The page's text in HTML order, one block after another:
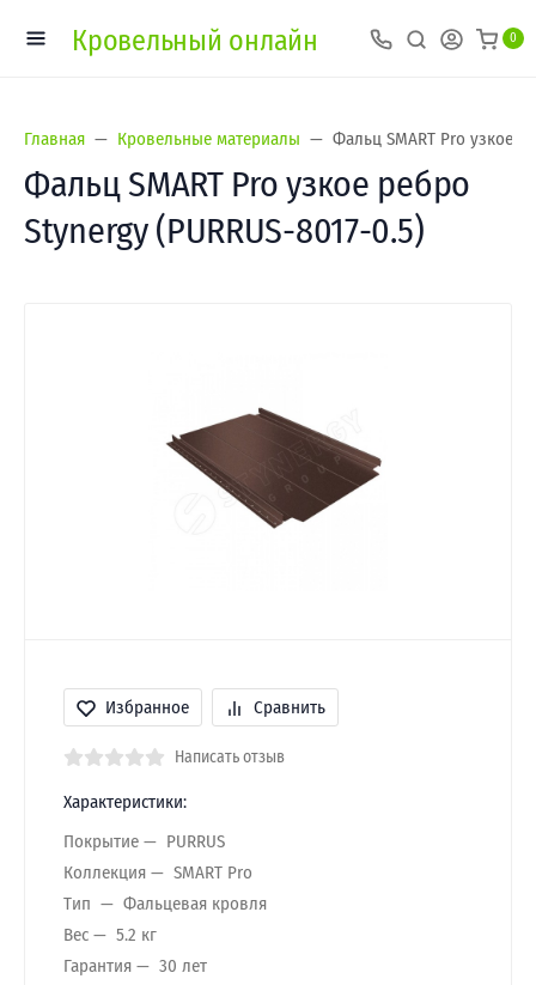
Кровельный онлайн 0
Главная Кровельные материалы Фальц SMART Pro узкое
Фальц SMART Pro узкое ребро
Stynergy (PURRUS-8017-0.5)
Избранное Сравнить
Написать отзыв
Характеристики:
Покрытие
PURRUS
Коллекция
SMART Pro
Тип
Фальцевая кровля
Вес
5.2 кг
Гарантия
30 лет